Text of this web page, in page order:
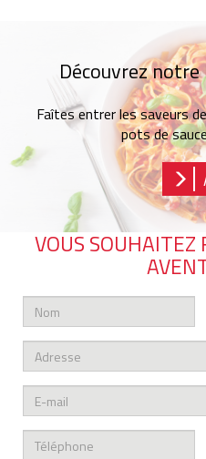
Découvrez
Faîtes entrer les saveurs
pots de
VOUS SOUHAITEZ
Nom
Adresse
email